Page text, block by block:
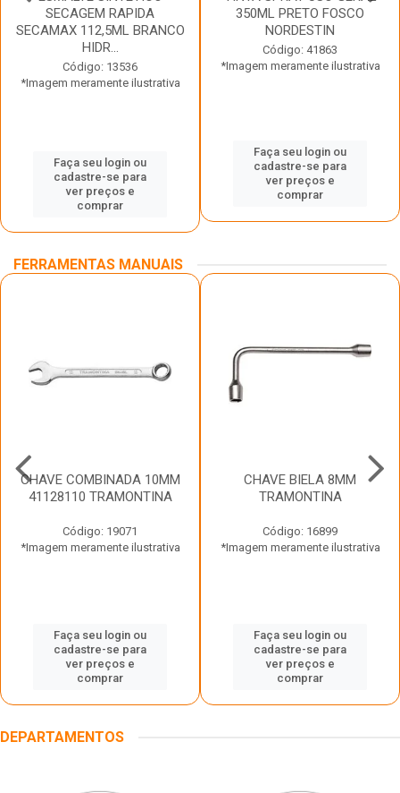
SECAGEM RAPIDA
SECAMAX 112,5ML BRANCO
HIDR...
Código: 13536
*Imagem meramente ilustrativa
Faça seu login ou
cadastre-se para
ver preços e
comprar
350ML PRETO FOSCO
NORDESTIN
Código: 41863
*Imagem meramente ilustrativa
Faça seu login ou
cadastre-se para
ver preços e
comprar
FERRAMENTAS MANUAIS
CHAVE COMBINADA 10MM
41128110 TRAMONTINA
Código: 19071
*Imagem meramente ilustrativa
Faça seu login ou
cadastre-se para
ver preços e
comprar
CHAVE BIELA 8MM
TRAMONTINA
Código: 16899
*Imagem meramente ilustrativa
Faça seu login ou
cadastre-se para
ver preços e
comprar
DEPARTAMENTOS